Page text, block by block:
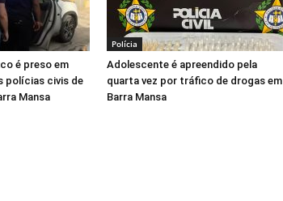
é preso em
polícias civis de
Mansa
Polícia
Adolescente é apreendido pela
quarta vez por tráfico de drogas em
Barra Mansa